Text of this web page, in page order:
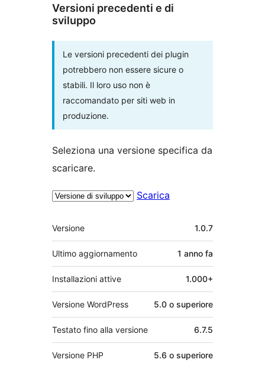
Versioni precedenti e di
sviluppo
Le versioni precedenti dei plugin
potrebbero non essere sicure o
stabili. Il loro uso non è
raccomandato per siti web in
produzione.
Seleziona una versione specifica da
scaricare.
Scarica
Meta
Versione 1.0.7
Ultimo aggiornamento 1 anno fa
Installazioni attive 1.000+
Versione WordPress 5.0 o superiore
Testato fino alla versione 6.7.5
Versione PHP 5.6 o superiore